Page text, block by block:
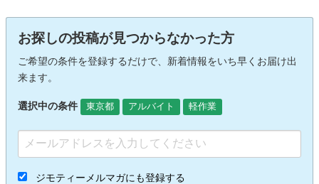
お探しの投稿が見つからなかった方
ご希望の条件を登録するだけで、新着情報をいち早くお届け出
来ます。
選択中の条件 東京都 アルバイト 軽作業
ジモティーメルマガにも登録する